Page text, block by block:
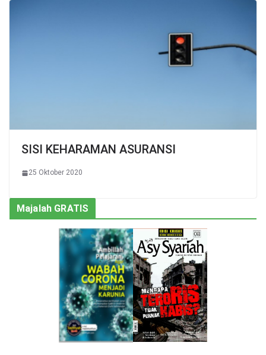
SISI KEHARAMAN ASURANSI
25 Oktober 2020
Majalah GRATIS